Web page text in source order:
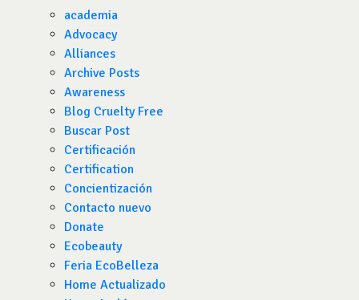
academia
Advocacy
Alliances
Archive Posts
Awareness
Blog Cruelty Free
Buscar Post
Certificación
Certification
Concientización
Contacto nuevo
Donate
Ecobeauty
Feria EcoBelleza
Home Actualizado